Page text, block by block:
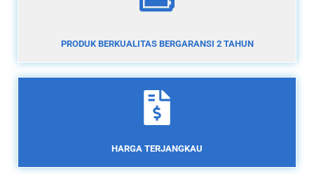
PRODUK BERKUALITAS BERGARANSI 2 TAHUN
HARGA TERJANGKAU